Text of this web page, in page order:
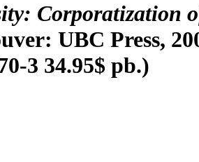
Corporatization
UBC Press,
3 34.95$ pb.)